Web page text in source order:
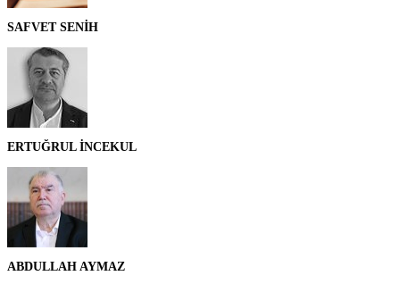
SAFVET SENİH
ERTUĞRUL İNCEKUL
ABDULLAH AYMAZ